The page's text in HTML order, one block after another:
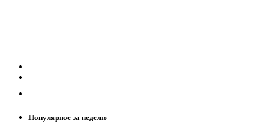
Популярное за неделю